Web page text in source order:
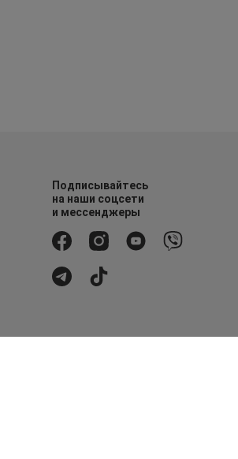
Подписывайтесь
на наши соцсети
и мессенджеры